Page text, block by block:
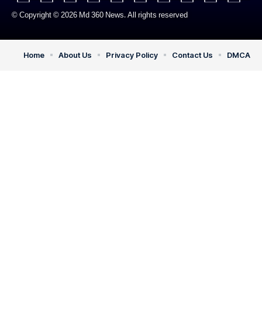
© Copyright © 2026 Md 360 News. All rights reserved
Home About Us Privacy Policy Contact Us DMCA